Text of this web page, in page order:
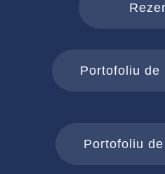
Portofoliu de
Portofoliu